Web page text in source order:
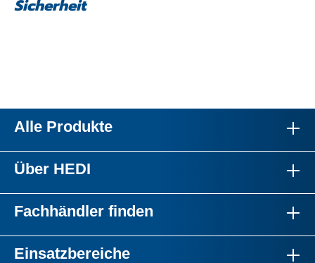
Sicherheit
Alle Produkte
Über HEDI
Fachhändler finden
Einsatzbereiche